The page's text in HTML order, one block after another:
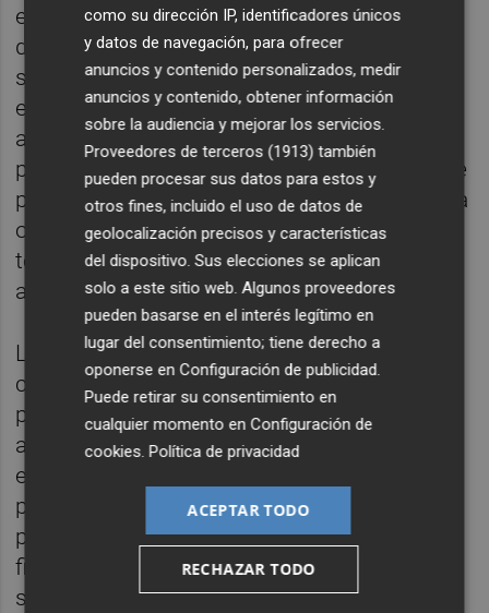
euros hasta 2027 y sitúa la transformación
digital como uno de los ejes del sistema
sanitario. En este encuentro, que se celebró
el mismo día de la fatídica riada, ya
apuntaron a la puesta en marcha de un
proyecto piloto que comenzó a desarrollarse
por la empresa madrileñaTucuvi, orientado a
optimizar la gestión de citas y la atención
telefónica mediante asistentes virtuales
apoyados en inteligencia artificial.
La compañía implementó junto a la
conselleriaTucuvi Health Manager, una
plataforma para los sanitarios de
automatización de consultas telefónicas en
el que la asistenta Lola daba cita a los
pacientes. No obstante, se trataba de un
piloto que, tal y como señaló Sanidad, si
finalmente cuajaba y se expandía a toda la
sanidad pública valenciana tendría que salir
como su dirección IP, identificadores únicos
y datos de navegación, para ofrecer
anuncios y contenido personalizados, medir
anuncios y contenido, obtener información
sobre la audiencia y mejorar los servicios.
Proveedores de terceros (1913) también
pueden procesar sus datos para estos y
otros fines, incluido el uso de datos de
geolocalización precisos y características
del dispositivo. Sus elecciones se aplican
solo a este sitio web. Algunos proveedores
pueden basarse en el interés legítimo en
lugar del consentimiento; tiene derecho a
oponerse enConfiguración de publicidad
Puede retirar su consentimiento en
cualquier momento enConfiguración de
cookies .Política de privacidad
ACEPTAR TODO
RECHAZAR TODO